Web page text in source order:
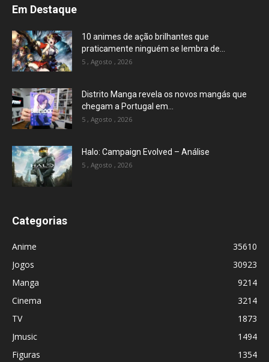
Em Destaque
10 animes de ação brilhantes que
praticamente ninguém se lembra de...
5 , Agosto , 2026
Distrito Manga revela os novos mangás que
chegam a Portugal em...
5 , Agosto , 2026
Halo: Campaign Evolved – Análise
5 , Agosto , 2026
Categorias
Anime
35610
Jogos
30923
Manga
9214
Cinema
3214
TV
1873
Jmusic
1494
Figuras
1354